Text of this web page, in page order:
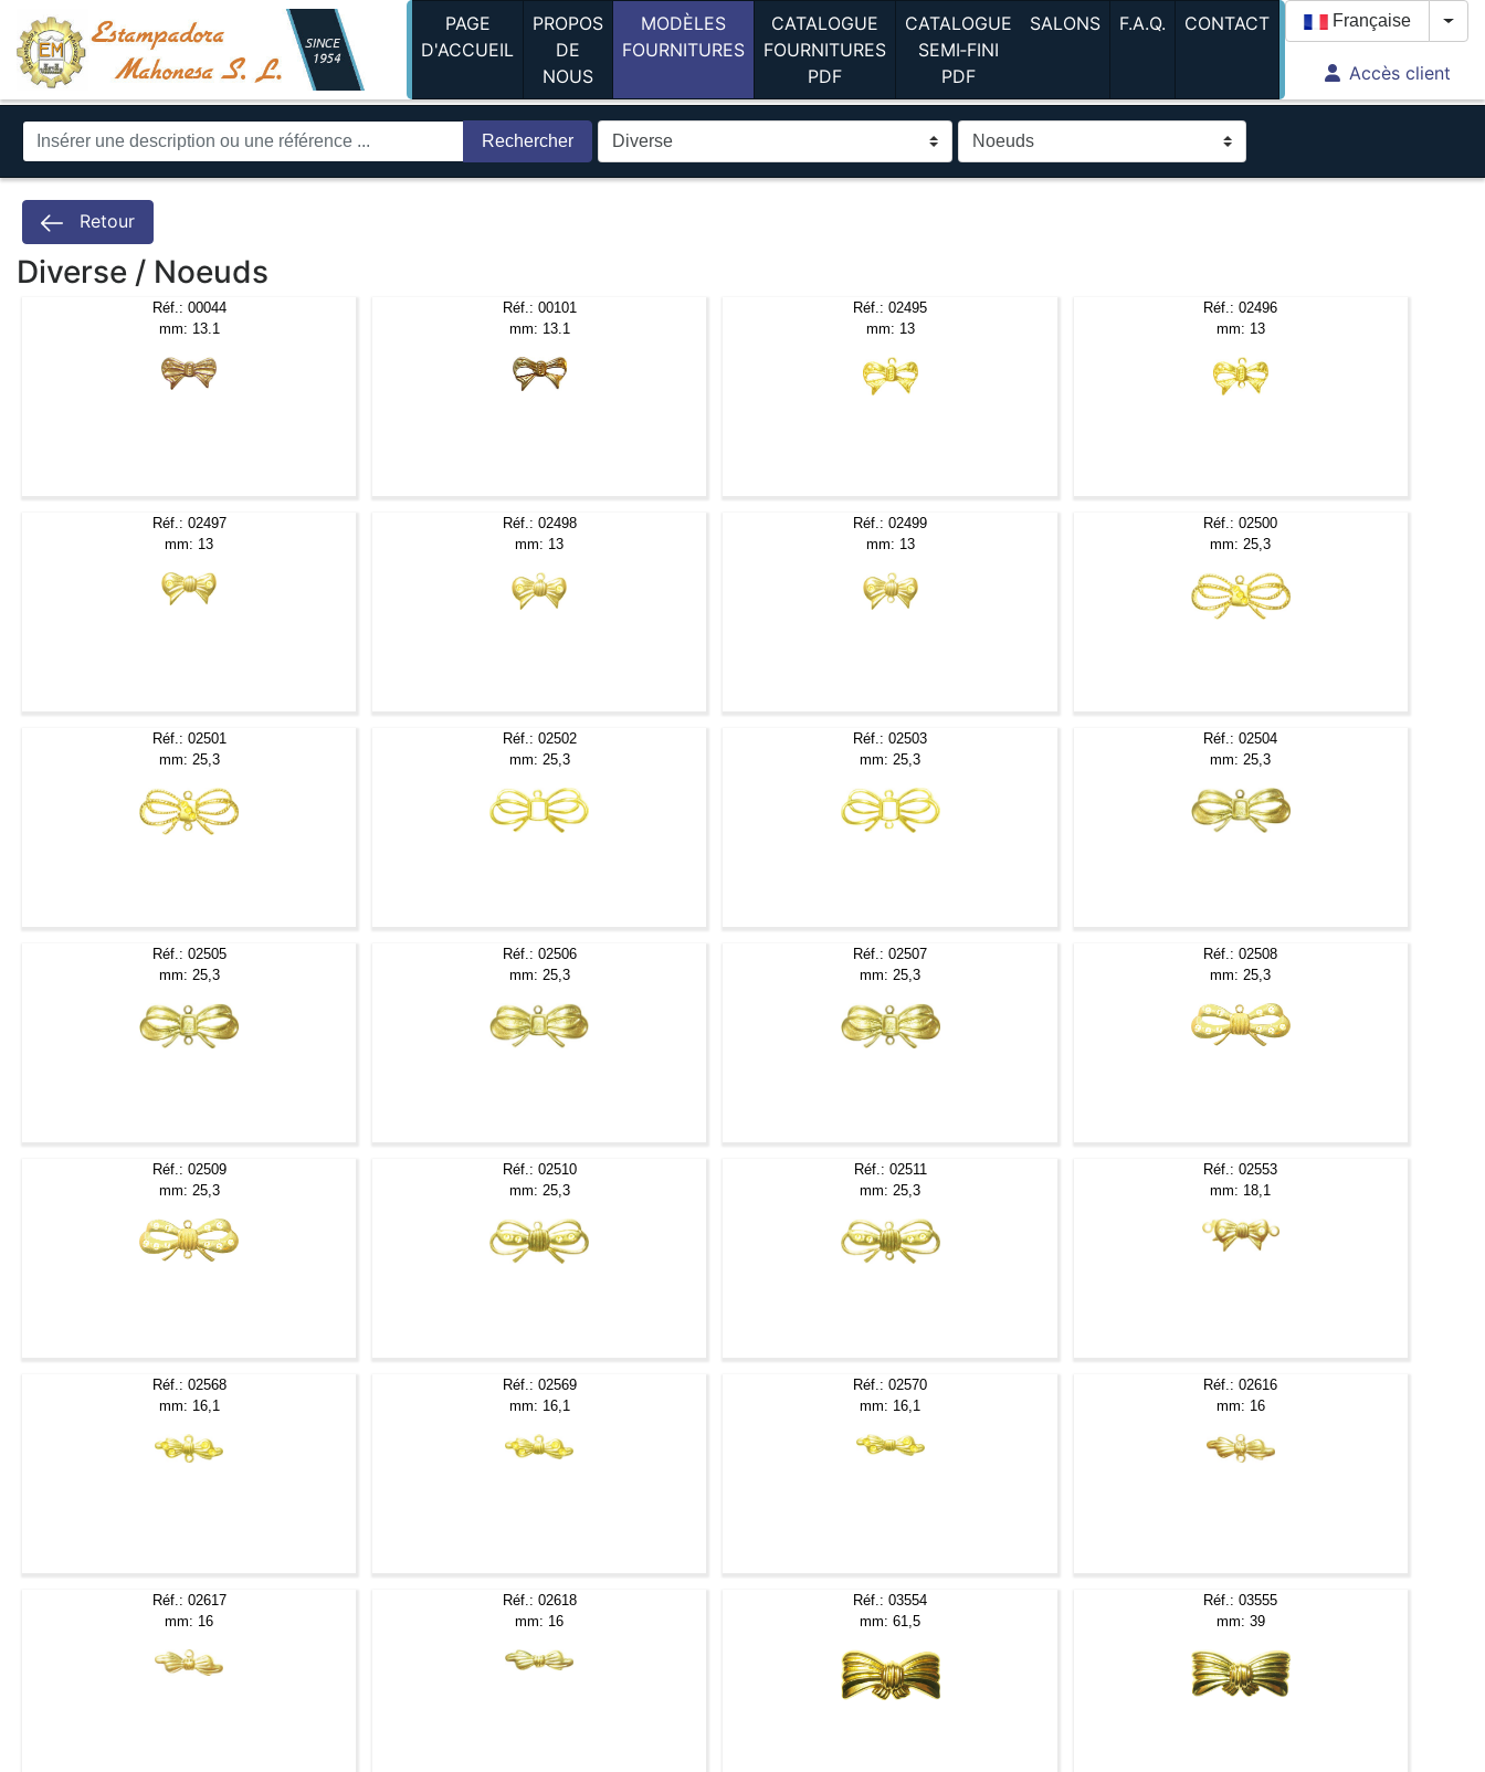
PAGE
D'ACCUEIL (current)
PROPOS
DE
NOUS(current)
MODÈLES
FOURNITURES(current)
CATALOGUE
FOURNITURES
PDF(current)
CATALOGUE
SEMI‑FINI
PDF(current)
SALONS(current)
F.A.Q. (current)
CONTACT(current)Française
Accès client
Rechercher
Retour
Diverse / Noeuds
Réf.: 00044
mm: 13.1
Réf.: 00101
mm: 13.1
Réf.: 02495
mm: 13
Réf.: 02496
mm: 13
Réf.: 02497
mm: 13
Réf.: 02498
mm: 13
Réf.: 02499
mm: 13
Réf.: 02500
mm: 25,3
Réf.: 02501
mm: 25,3
Réf.: 02502
mm: 25,3
Réf.: 02503
mm: 25,3
Réf.: 02504
mm: 25,3
Réf.: 02505
mm: 25,3
Réf.: 02506
mm: 25,3
Réf.: 02507
mm: 25,3
Réf.: 02508
mm: 25,3
Réf.: 02509
mm: 25,3
Réf.: 02510
mm: 25,3
Réf.: 02511
mm: 25,3
Réf.: 02553
mm: 18,1
Réf.: 02568
mm: 16,1
Réf.: 02569
mm: 16,1
Réf.: 02570
mm: 16,1
Réf.: 02616
mm: 16
Réf.: 02617
mm: 16
Réf.: 02618
mm: 16
Réf.: 03554
mm: 61,5
Réf.: 03555
mm: 39